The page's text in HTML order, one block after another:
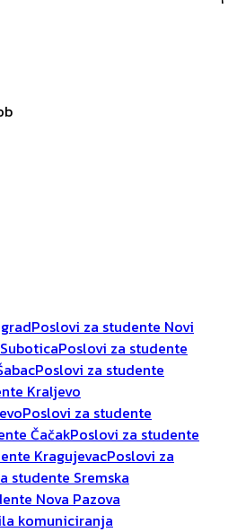
Poslovi za studente Novi
Poslovi za studente
Poslovi za studente
Kraljevo
Poslovi za studente
ČačakPoslovi za studente
KragujevacPoslovi za
studente Sremska
Nova Pazova
komuniciranja